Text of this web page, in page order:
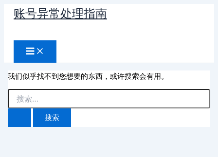
账号异常处理指南
索
我们似乎找不到您想要的东西，或许搜索会有用。
搜
索：